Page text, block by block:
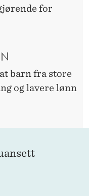
for
barn fra store
og lavere lønn